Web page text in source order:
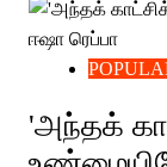
'அந்தக்